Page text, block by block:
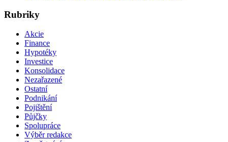
Rubriky
Akcie
Finance
Hypotéky
Investice
Konsolidace
Nezařazené
Ostatní
Podnikání
Pojištění
Půjčky
Spolupráce
Výběr redakce